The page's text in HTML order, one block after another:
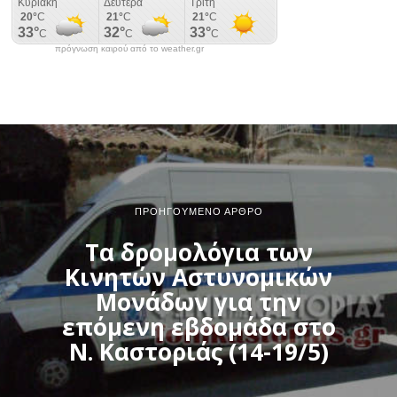
πρόγνωση καιρού από το weather.gr
ΠΡΟΗΓΟΎΜΕΝΟ ΆΡΘΡΟ
Τα δρομολόγια των
Κινητών Αστυνομικών
Μονάδων για την
επόμενη εβδομάδα στο
Ν. Καστοριάς (14-19/5)